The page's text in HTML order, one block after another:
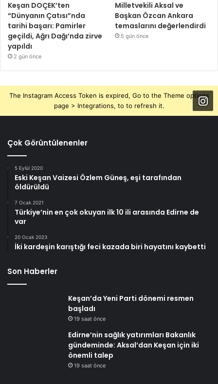
Keşan DOÇEK’ten
“Dünyanın Çatısı”nda
tarihi başarı: Pamirler
geçildi, Ağrı Dağı’nda zirve
yapıldı
2 gün önce
Milletvekili Aksal ve
Başkan Özcan Ankara
temaslarını değerlendirdi
5 gün önce
The Instagram Access Token is expired, Go to the Theme options
page > Integrations, to to refresh it.
Çok Görüntülenenler
5 Eylül 2020
Eski Keşan Vaizesi Özlem Güneş, eşi tarafından
öldürüldü
7 Ocak 2021
Türkiye’nin en çok okuyan ilk 10 ili arasında Edirne de
var
20 Ocak 2023
İki kardeşin karıştığı feci kazada biri hayatını kaybetti
Son Haberler
Keşan’da Yeni Parti dönemi resmen
başladı
19 saat önce
Edirne’nin sağlık yatırımları Bakanlık
gündeminde: Aksal’dan Keşan için iki
önemli talep
19 saat önce